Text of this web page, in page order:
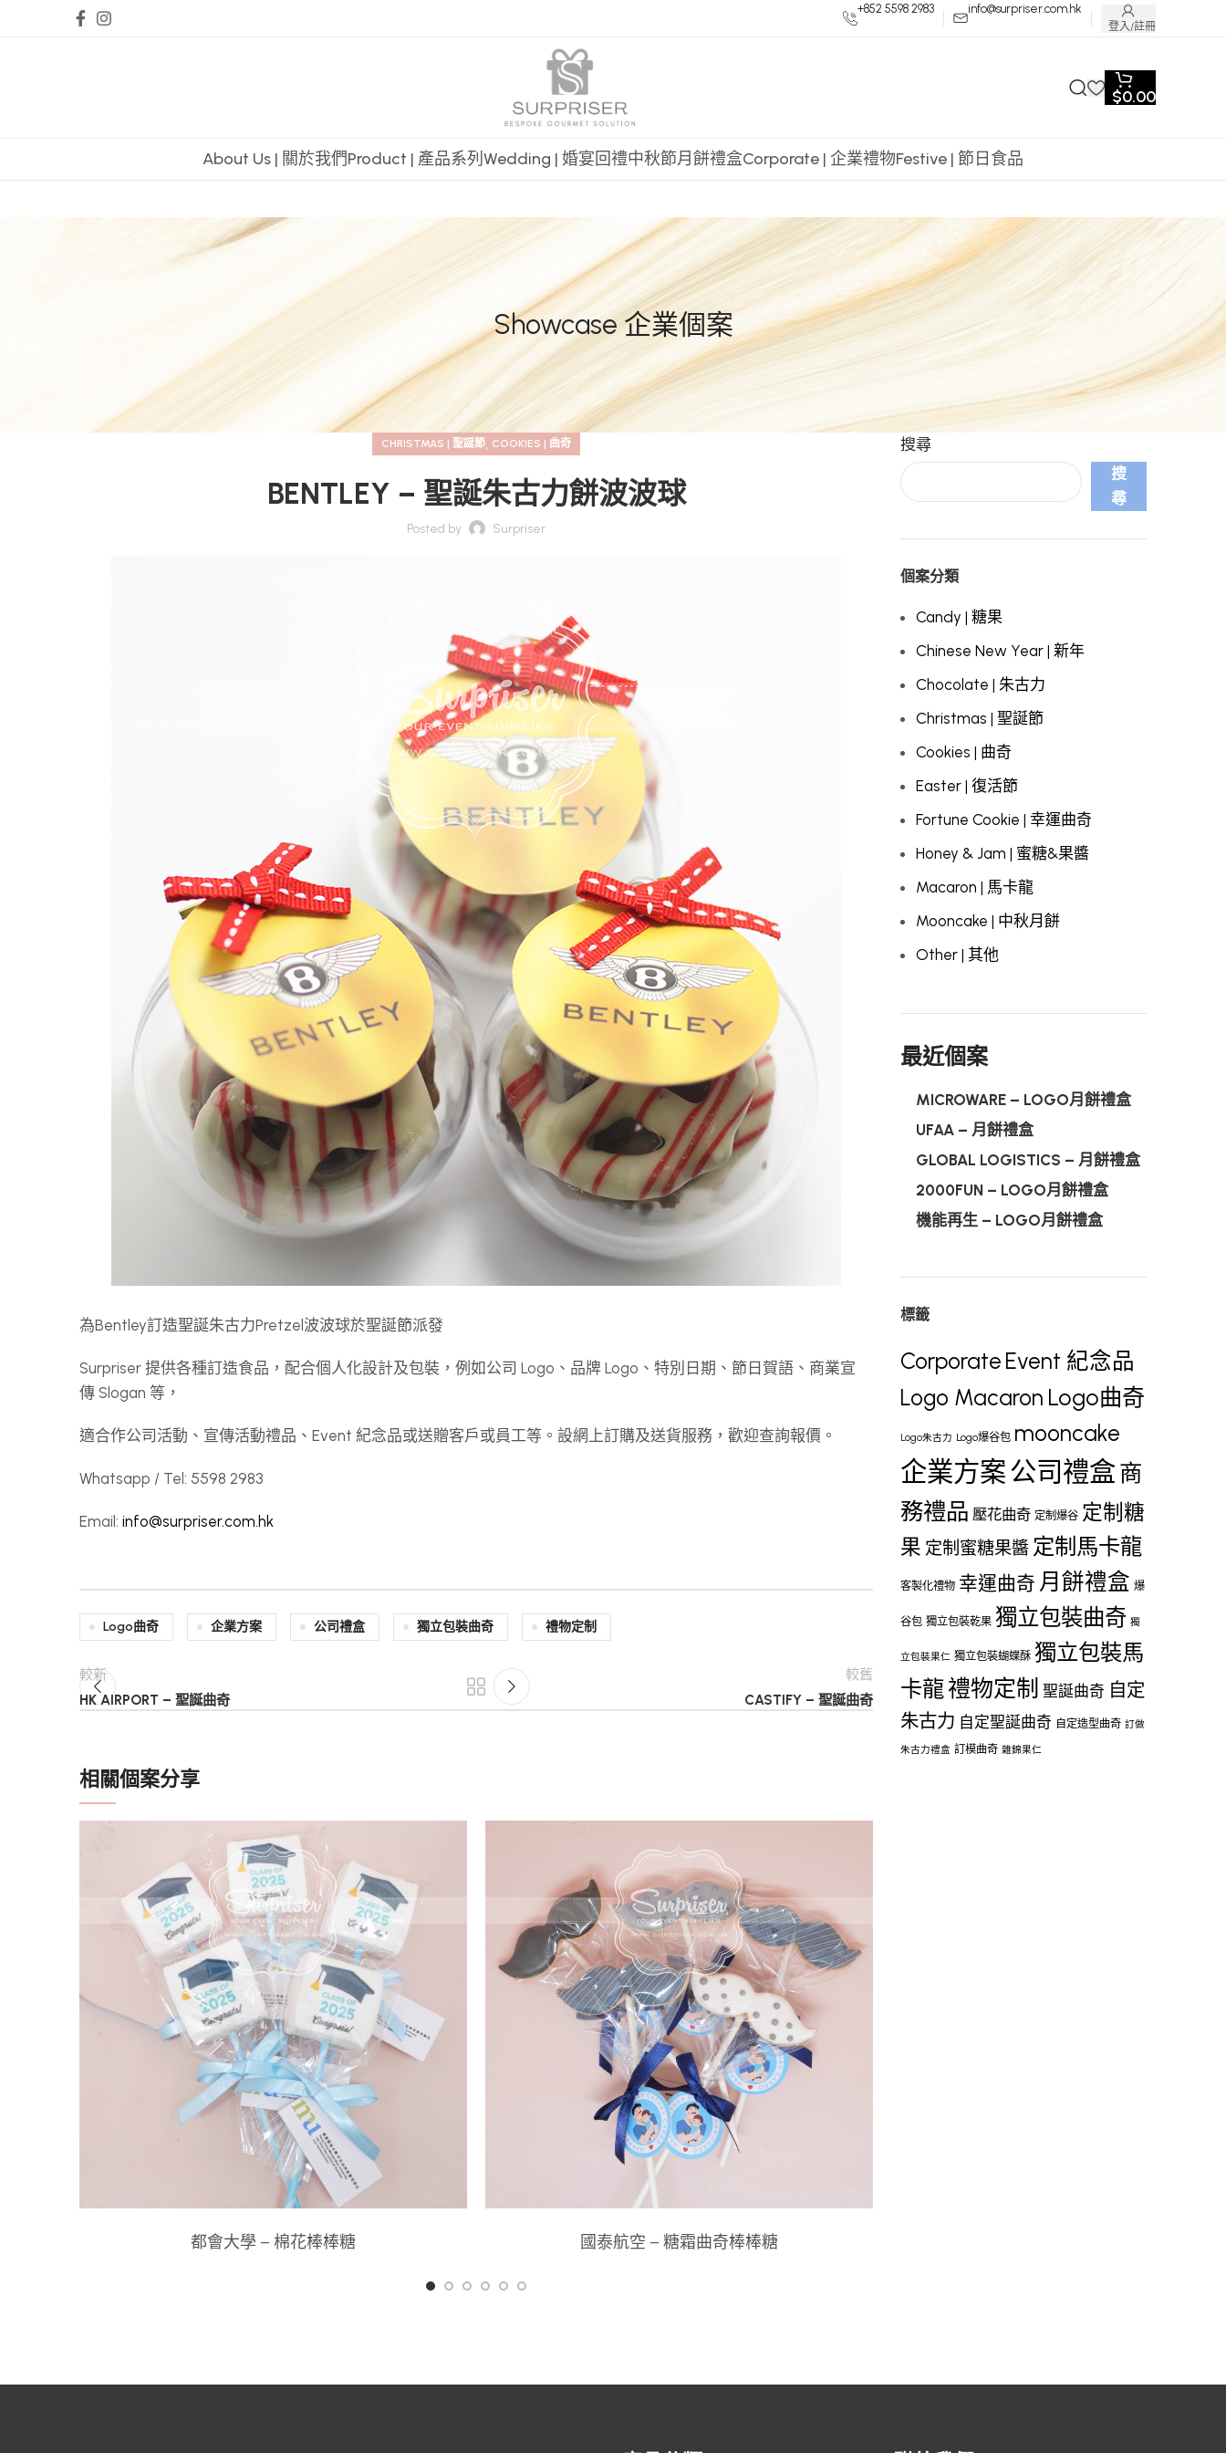
+852 5598 2983 info@surpriser.com.hk
登入/註冊
$0.00
About Us | 關於我們Product | 產品系列 Wedding | 婚宴回禮中秋節月餅禮盒Corporate | 企業禮物Festive | 節日食品
Showcase 企業個案
CHRISTMAS | 聖誕節, COOKIES | 曲奇
BENTLEY – 聖誕朱古力餅波波球
Posted by Surpriser
為Bentley訂造聖誕朱古力Pretzel波波球於聖誕節派發
Surpriser 提供各種訂造食品，配合個人化設計及包裝，例如公司 Logo、品牌 Logo、特別日期、節日賀語、商業宣
傳 Slogan 等，
適合作公司活動、宣傳活動禮品、Event 紀念品或送贈客戶或員工等。設網上訂購及送貨服務，歡迎查詢報價。
Whatsapp / Tel: 5598 2983
Email: info@surpriser.com.hk
Logo曲奇 企業方案 公司禮盒 獨立包裝曲奇 禮物定制
較新
HK AIRPORT – 聖誕曲奇
較舊
CASTIFY – 聖誕曲奇
相關個案分享
都會大學 – 棉花棒棒糖 國泰航空 – 糖霜曲奇棒棒糖
搜尋
搜
尋
個案分類
Candy | 糖果
Chinese New Year | 新年
Chocolate | 朱古力
Christmas | 聖誕節
Cookies | 曲奇
Easter | 復活節
Fortune Cookie | 幸運曲奇
Honey & Jam | 蜜糖&果醬
Macaron | 馬卡龍
Mooncake | 中秋月餅
Other | 其他
最近個案
MICROWARE – LOGO月餅禮盒
UFAA – 月餅禮盒
GLOBAL LOGISTICS – 月餅禮盒
2000FUN – LOGO月餅禮盒
機能再生 – LOGO月餅禮盒
標籤
Corporate Event 紀念品
Logo Macaron Logo曲奇
Logo朱古力 Logo爆谷包 mooncake
企業方案公司禮盒商
務禮品 壓花曲奇 定制爆谷 定制糖
果 定制蜜糖果醬 定制馬卡龍
客製化禮物 幸運曲奇 月餅禮盒 爆
谷包 獨立包裝乾果 獨立包裝曲奇 獨
立包裝果仁 獨立包裝蝴蝶酥 獨立包裝馬
卡龍禮物定制 聖誕曲奇 自定
朱古力 自定聖誕曲奇 自定造型曲奇 訂做
朱古力禮盒 訂模曲奇 雜錦果仁